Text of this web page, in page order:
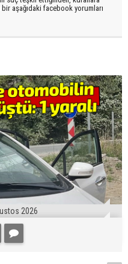
bir aşağıdaki facebook yorumları
2026